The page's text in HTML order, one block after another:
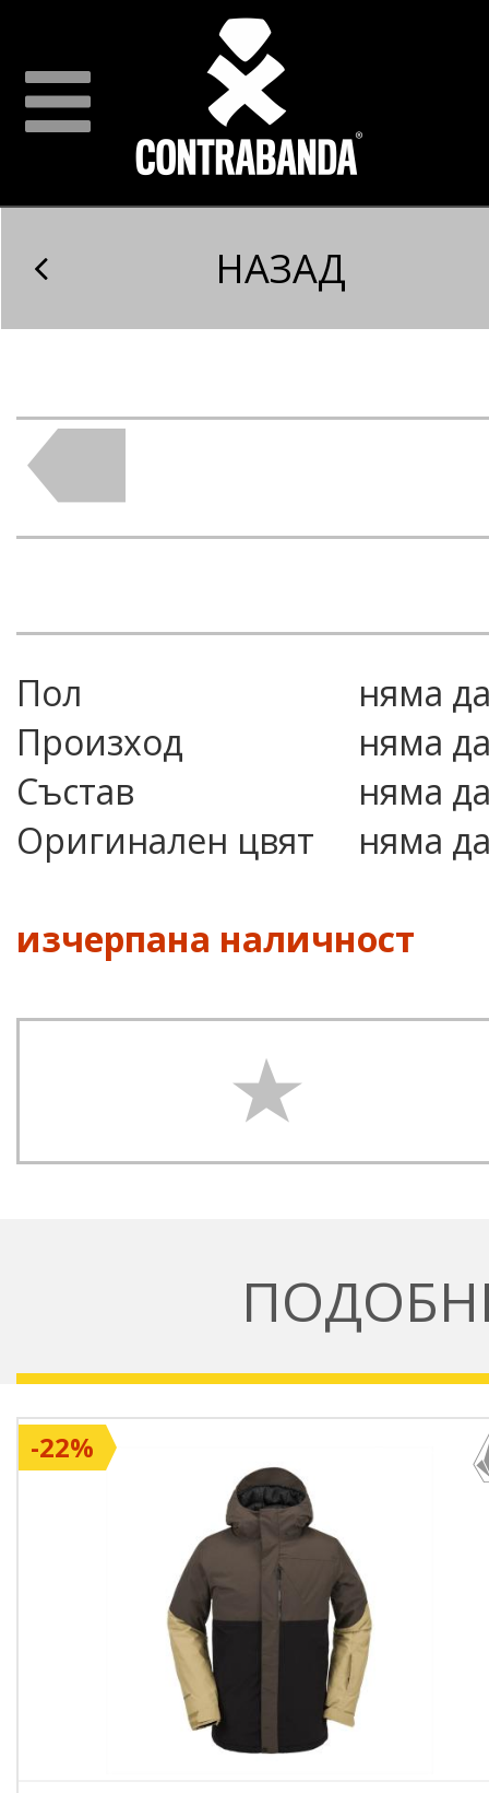
НАЗАД
Пол
няма
Произход
няма
Състав
няма
Оригинален цвят
няма
изчерпана наличност
-22%